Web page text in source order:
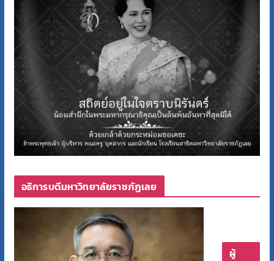
อธิการบดีมหาวิทยาลัยราชภัฏเลย
ผู้